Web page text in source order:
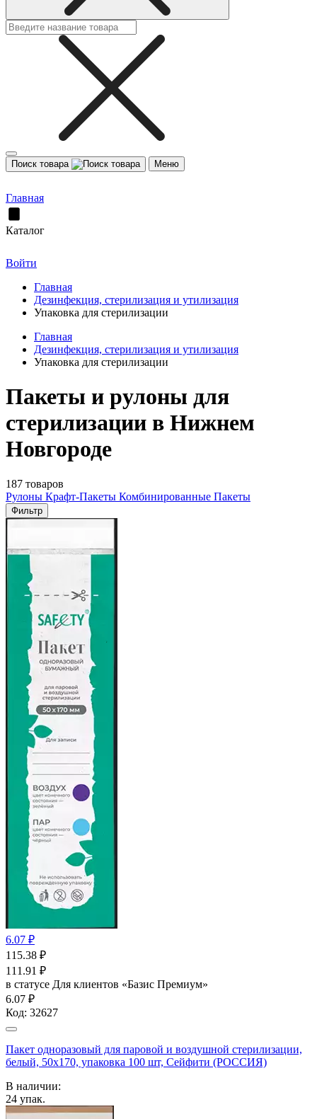
Поиск товара Меню
Главная
Каталог
Войти
Главная
Дезинфекция, стерилизация и утилизация
Упаковка для стерилизации
Главная
Дезинфекция, стерилизация и утилизация
Упаковка для стерилизации
Пакеты и рулоны для
стерилизации в Нижнем
Новгороде
187 товаров
Рулоны Крафт-Пакеты Комбинированные Пакеты
Фильтр
6.07 ₽
115.38 ₽
111.91 ₽
в статусе Для клиентов «Базис Премиум»
6.07 ₽
Код: 32627
Пакет одноразовый для паровой и воздушной стерилизации,
белый, 50x170, упаковка 100 шт, Сейфити (РОССИЯ)
В наличии:
24 упак.